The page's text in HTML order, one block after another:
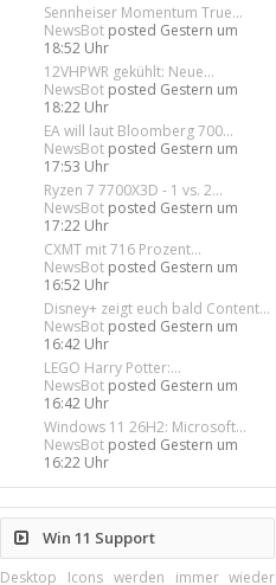
Sennheiser Momentum True...
NewsBot posted Gestern um
18:52 Uhr
12VHPWR gekühlt: Neue...
NewsBot posted Gestern um
18:22 Uhr
EA will laut Bloomberg 700...
NewsBot posted Gestern um
17:53 Uhr
Ryzen 7 7700X3D - 1 vs. 2...
NewsBot posted Gestern um
17:22 Uhr
CXMT mit 716 Prozent...
NewsBot posted Gestern um
16:52 Uhr
Disney+ zeigt euch bald Content...
NewsBot posted Gestern um
16:42 Uhr
LEGO Harry Potter:...
NewsBot posted Gestern um
16:42 Uhr
Windows 11 26H2: Microsoft...
NewsBot posted Gestern um
16:22 Uhr
Win 11 Support
Desktop Icons werden immer wieder